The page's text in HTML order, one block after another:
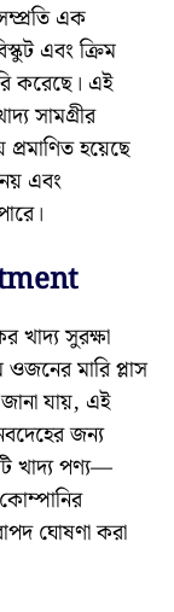
এক
এবং ক্রিম
করেছে। এই
সামগ্রীর
প্রমাণিত হয়েছে
এবং
খাদ্য সুরক্ষা
মারি প্লাস
যায়, এই
জন্য
খাদ্য পণ্য—
ঘোষণা করা